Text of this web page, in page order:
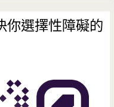
你選擇性障礙的